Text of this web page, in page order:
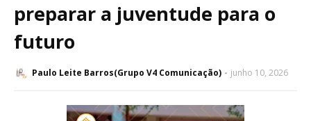
preparar a juventude para o
futuro
Paulo Leite Barros(Grupo V4 Comunicação) junho 10, 2026